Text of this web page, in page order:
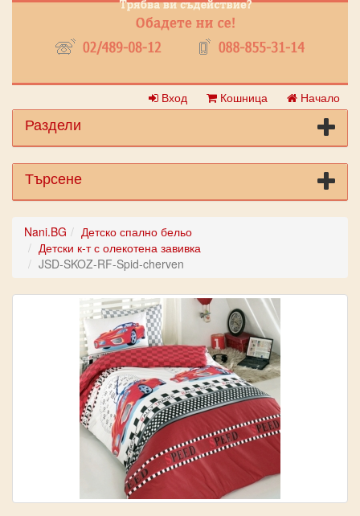
Вход Кошница Начало
Раздели
Търсене
Nani.BG
Детско спално бельо
Детски к-т с олекотена завивка
JSD-SKOZ-RF-Spid-cherven